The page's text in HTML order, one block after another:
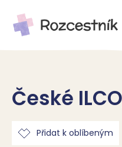
České
Přidat k oblíbeným